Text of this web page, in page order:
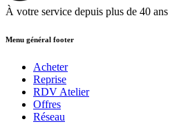
À votre service depuis plus de 40 ans
Menu général footer
Acheter
Reprise
RDV Atelier
Offres
Réseau